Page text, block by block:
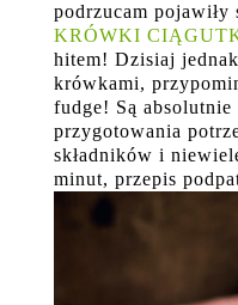
podrzucam pojawiły
KRÓWKI
hitem! Dzisiaj
krówkami,
fudge! Są
przygotowania
składników i
minut, przepis